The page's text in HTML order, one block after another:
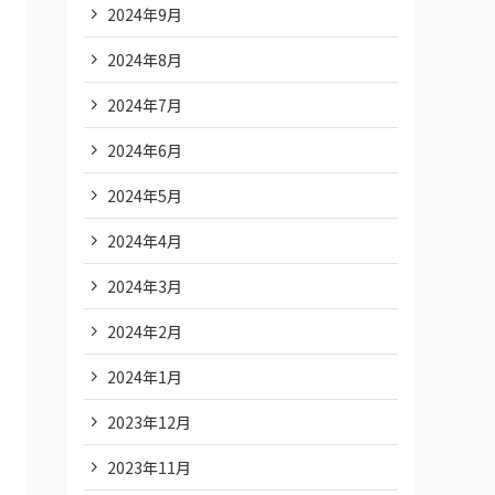
2024年9月
2024年8月
2024年7月
2024年6月
2024年5月
2024年4月
2024年3月
2024年2月
2024年1月
2023年12月
2023年11月